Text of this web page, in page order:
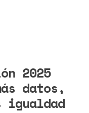
2025
datos,
igualdad